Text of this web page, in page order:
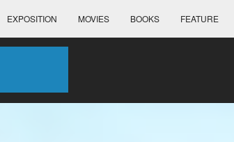
EXPOSITION MOVIES BOOKS FEATURE